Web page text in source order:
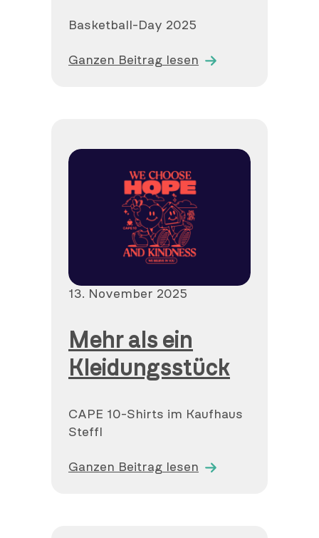
Basketball-Day 2025
Ganzen Beitrag lesen
Veröffentlicht
13. November 2025
Mehr als ein
Kleidungsstück
CAPE 10-Shirts im Kaufhaus
Steffl
Ganzen Beitrag lesen